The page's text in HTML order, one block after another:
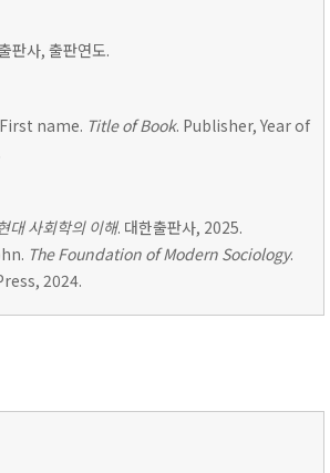
판사, 출판연도.
name. Title of Book. Publisher, Year of
현대 사회학의 이해. 대한출판사, 2025.
The Foundation of Modern Sociology.
2024.